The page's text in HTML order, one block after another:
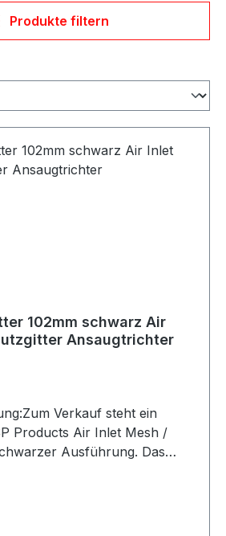
Produkte filtern
102mm schwarz Air
Ansaugtrichter
Verkauf steht ein
Products Air Inlet Mesh /
Ausführung. Das